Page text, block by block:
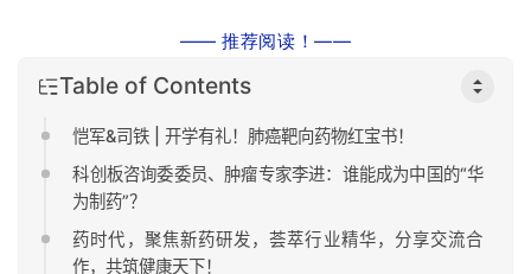
专
区
—— 推荐阅读！——
Table of Contents
恺军&司铁 | 开学有礼！肺癌靶向药物红宝书！
科创板咨询委委员、肿瘤专家李进：谁能成为中国的“华
为制药”？
药时代，聚焦新药研发，荟萃行业精华，分享交流合
作，共筑健康天下！